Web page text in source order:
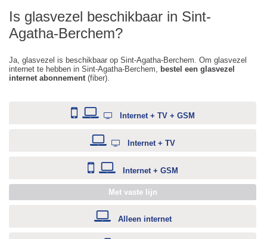
Is glasvezel beschikbaar in Sint-
Agatha-Berchem?
Ja, glasvezel is beschikbaar op Sint-Agatha-Berchem. Om glasvezel
internet te hebben in Sint-Agatha-Berchem, bestel een glasvezel
internet abonnement (fiber).
Internet + TV + GSM
Internet + TV
Internet + GSM
Met vaste lijn
Alleen internet